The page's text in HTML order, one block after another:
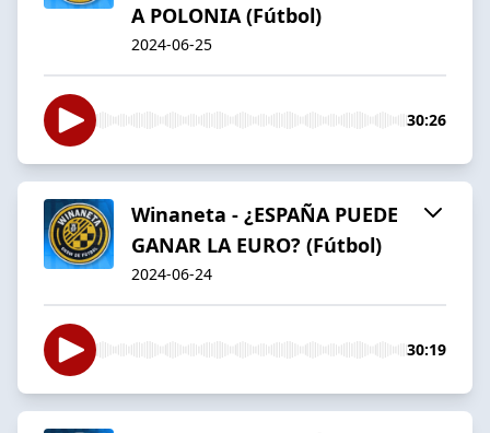
A POLONIA (Fútbol)
2024-06-25
30:26
Winaneta - ¿ESPAÑA PUEDE
GANAR LA EURO? (Fútbol)
2024-06-24
30:19